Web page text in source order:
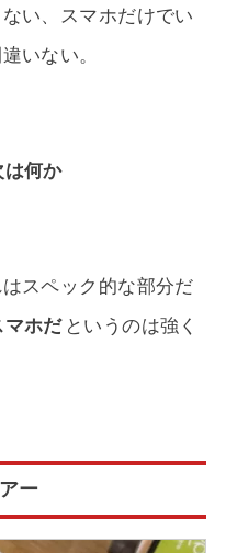
い、スマホだけでい
いない。
は何か
スペック的な部分だ
マホだ というのは強く
ー